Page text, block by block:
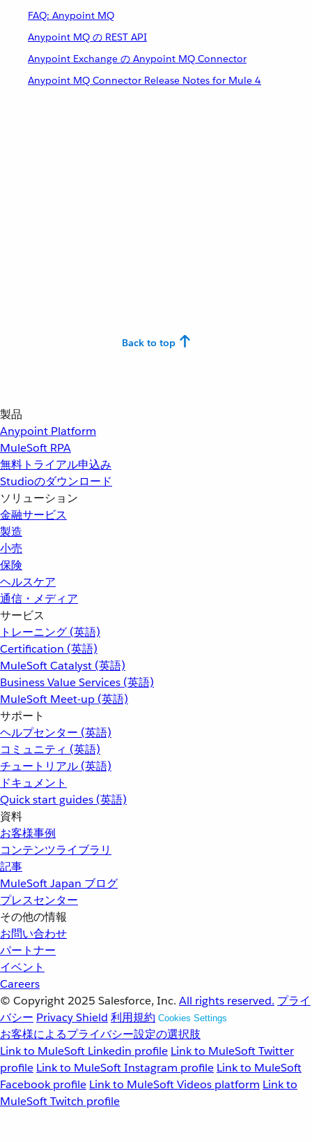
FAQ: Anypoint MQ
Anypoint MQ の REST API
Anypoint Exchange の Anypoint MQ Connector
Anypoint MQ Connector Release Notes for Mule 4
Back to top
製品
Anypoint Platform
MuleSoft RPA
無料トライアル申込み
Studioのダウンロード
ソリューション
金融サービス
製造
小売
保険
ヘルスケア
通信・メディア
サービス
トレーニング (英語)
Certification (英語)
MuleSoft Catalyst (英語)
Business Value Services (英語)
MuleSoft Meet-up (英語)
サポート
ヘルプセンター (英語)
コミュニティ (英語)
チュートリアル (英語)
ドキュメント
Quick start guides (英語)
資料
お客様事例
コンテンツライブラリ
記事
MuleSoft Japan ブログ
プレスセンター
その他の情報
お問い合わせ
パートナー
イベント
Careers
© Copyright 2025 Salesforce, Inc. All rights reserved. プライ
バシー Privacy Shield 利用規約 Cookies Settings
お客様によるプライバシー設定の選択肢
Link to MuleSoft Linkedin profile Link to MuleSoft Twitter
profile Link to MuleSoft Instagram profile Link to MuleSoft
Facebook profile Link to MuleSoft Videos platform Link to
MuleSoft Twitch profile